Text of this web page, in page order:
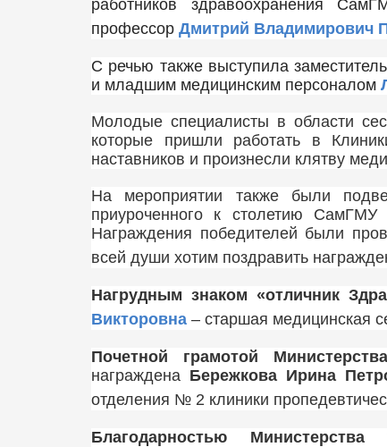
работников здравоохранения
профессор Дмитрий Владимирович
С речью также выступила
и младшим медицинским персоналом
Молодые специалисты в области
которые пришли работать в
наставников и произнесли клятву
На мероприятии также были
приуроченного к столетию
Награждения победителей были
всей души хотим поздравить
Нагрудным знаком «отличник
Викторовна – старшая медицинская
Почетной грамотой
награждена Бережкова Ирина
отделения № 2 клиники
Благодарностью